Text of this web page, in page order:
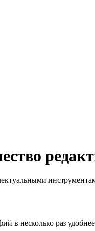
в несколько раз